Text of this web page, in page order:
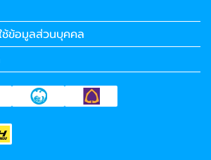
ช้ข้อมูลส่วนบุคคล